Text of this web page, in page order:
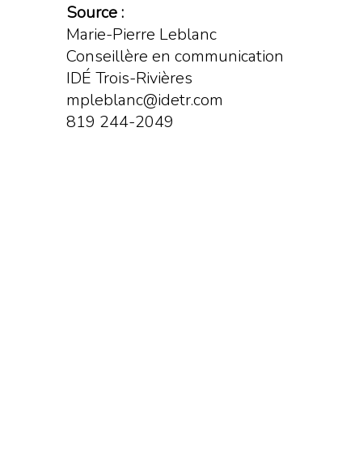
Source :
Marie-Pierre Leblanc
Conseillère en communication
IDÉ Trois-Rivières
mpleblanc@idetr.com
819 244-2049